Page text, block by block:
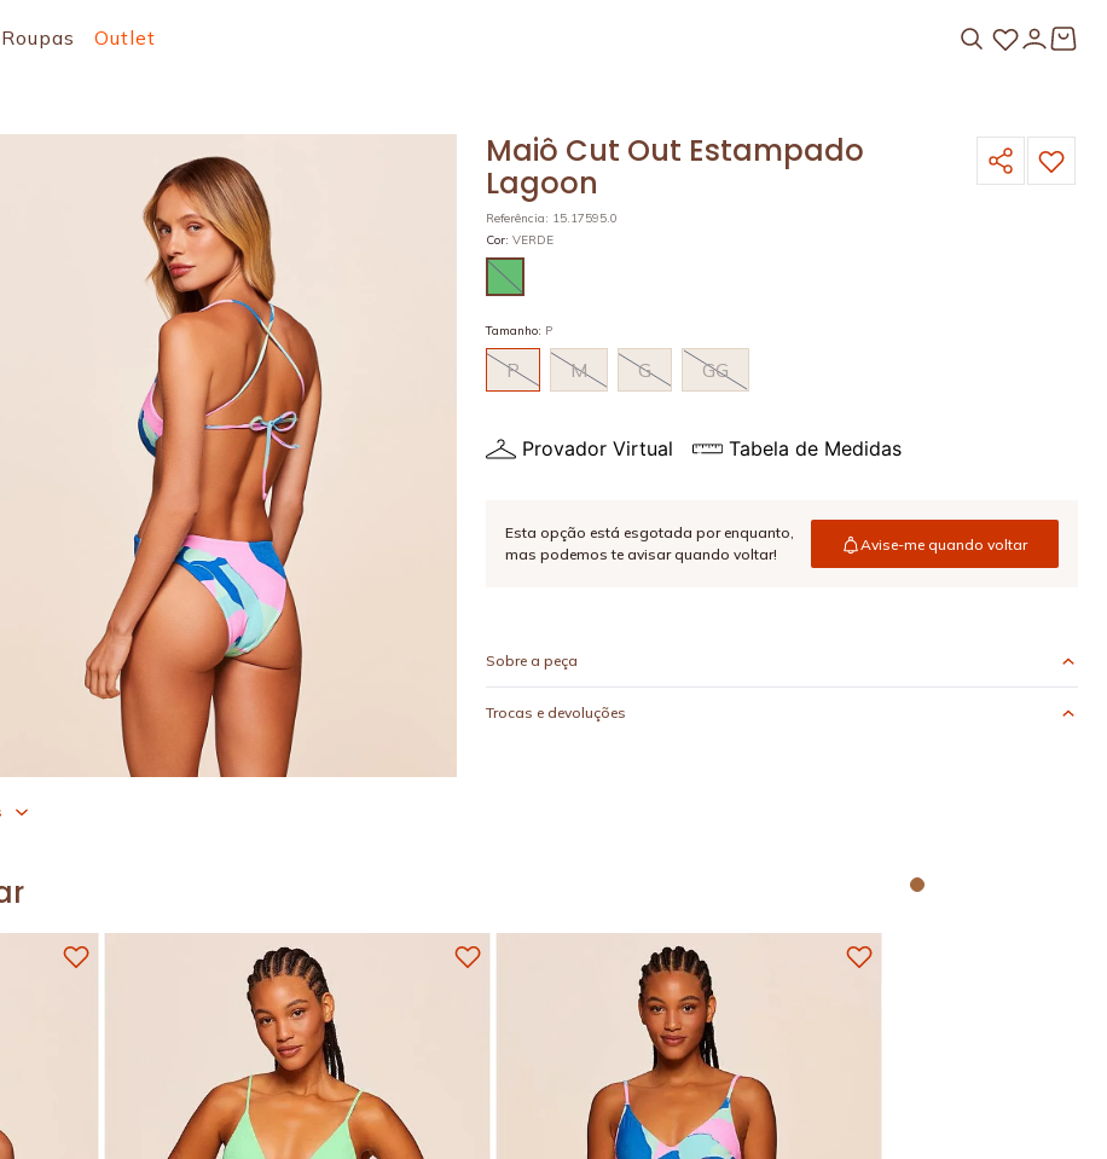
Roupas Outlet
Maiô Cut Out Estampado
Lagoon
Referência: 15.17595.0
Cor: VERDE
Tamanho: P
P M G GG
Provador Virtual Tabela de Medidas
Esta opção está esgotada por enquanto,
mas podemos te avisar quando voltar!
Avise-me quando voltar
Sobre a peça
Trocas e devoluções